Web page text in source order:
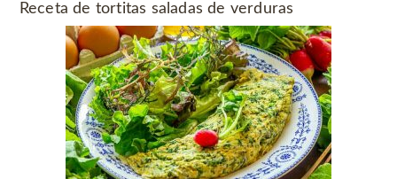
Receta de tortitas saladas de verduras